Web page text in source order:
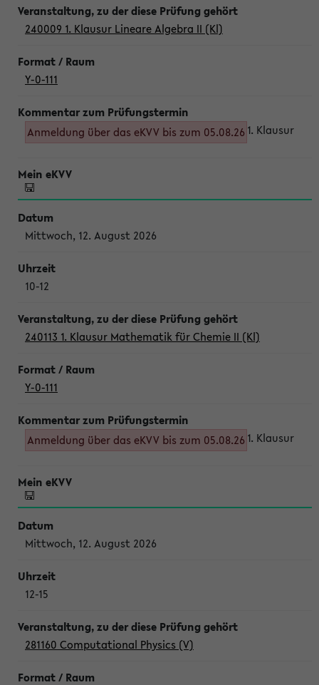
240009 1. Klausur Lineare Algebra II (Kl)
Y-0-111
Anmeldung über das eKVV bis zum 05.08.26 1. Klausur
Mittwoch, 12. August 2026
10-12
240113 1. Klausur Mathematik für Chemie II (Kl)
Y-0-111
Anmeldung über das eKVV bis zum 05.08.26 1. Klausur
Mittwoch, 12. August 2026
12-15
281160 Computational Physics (V)